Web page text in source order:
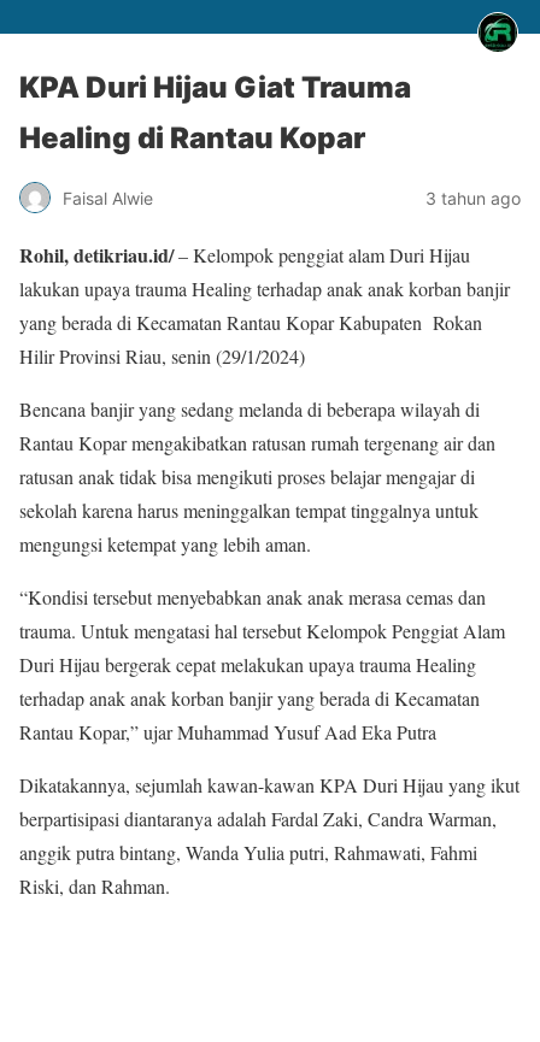
KPA Duri Hijau Giat Trauma
Healing di Rantau Kopar
Faisal Alwie 3 tahun ago
Rohil, detikriau.id/– Kelompok penggiat alam Duri Hijau
lakukan upaya trauma Healing terhadap anak anak korban banjir
yang berada di Kecamatan Rantau Kopar Kabupaten Rokan
Hilir Provinsi Riau, senin (29/1/2024)
Bencana banjir yang sedang melanda di beberapa wilayah di
Rantau Kopar mengakibatkan ratusan rumah tergenang air dan
ratusan anak tidak bisa mengikuti proses belajar mengajar di
sekolah karena harus meninggalkan tempat tinggalnya untuk
mengungsi ketempat yang lebih aman.
“Kondisi tersebut menyebabkan anak anak merasa cemas dan
trauma. Untuk mengatasi hal tersebut Kelompok Penggiat Alam
Duri Hijau bergerak cepat melakukan upaya trauma Healing
terhadap anak anak korban banjir yang berada di Kecamatan
Rantau Kopar,” ujar Muhammad Yusuf Aad Eka Putra
Dikatakannya, sejumlah kawan-kawan KPA Duri Hijau yang ikut
berpartisipasi diantaranya adalah Fardal Zaki, Candra Warman,
anggik putra bintang, Wanda Yulia putri, Rahmawati, Fahmi
Riski, dan Rahman.